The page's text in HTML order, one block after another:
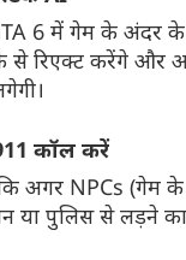
6 में गेम के अंदर के
रिएक्ट करेंगे और
कॉल करें
अगर NPCs (गेम
पुलिस से लड़ने का